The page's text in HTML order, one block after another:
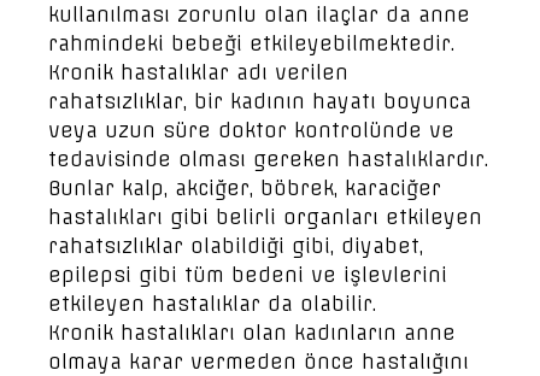
kullanılması zorunlu olan ilaçlar da anne
rahmindeki bebeği etkileyebilmektedir.
Kronik hastalıklar adı verilen
rahatsızlıklar, bir kadının hayatı boyunca
veya uzun süre doktor kontrolünde ve
tedavisinde olması gereken hastalıklardır.
Bunlar kalp, akciğer, böbrek, karaciğer
hastalıkları gibi belirli organları etkileyen
rahatsızlıklar olabildiği gibi, diyabet,
epilepsi gibi tüm bedeni ve işlevlerini
etkileyen hastalıklar da olabilir.
Kronik hastalıkları olan kadınların anne
olmaya karar vermeden önce hastalığını